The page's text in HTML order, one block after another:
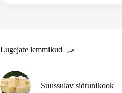
kasutan
Lugejate lemmikud
Suussulav sidrunikook